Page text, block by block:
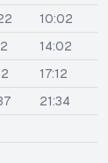
10:02
14:02
17:12
21:34